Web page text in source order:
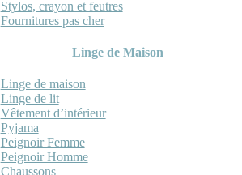
Stylos, crayon et feutres
Fournitures pas cher
Linge de Maison
Linge de maison
Linge de lit
Vêtement d’intérieur
Pyjama
Peignoir Femme
Peignoir Homme
Chaussons